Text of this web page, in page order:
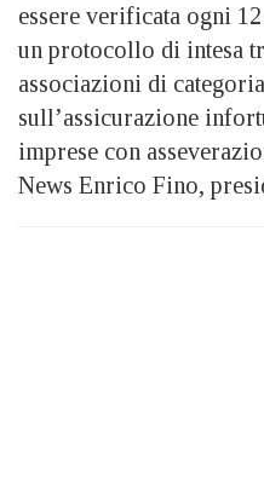
essere verificata ogni
un protocollo di intesa
associazioni di
sull’assicurazione
imprese con
News Enrico Fino,